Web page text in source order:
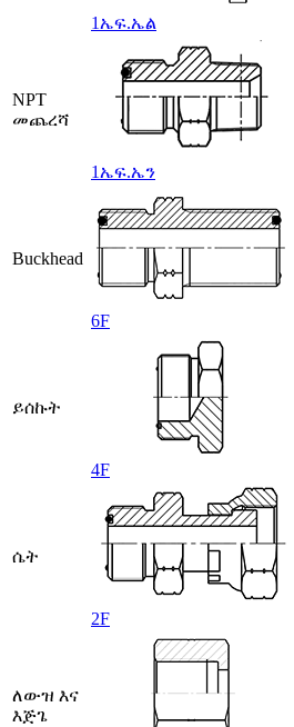
1ኤፍ.ኤል
NPT
መጨረሻ
1ኤፍ.ኤን
Buckhead
6F
ይሰኩት
4F
ሴት
2F
ለውዝ እና
እጅጌ